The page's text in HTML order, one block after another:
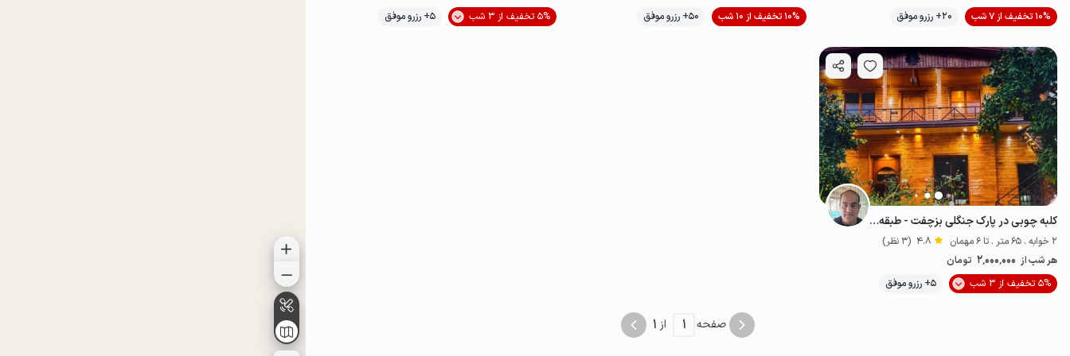
10% تخفیف از 7 شب
20+ رزرو موفق موقعیت در نقشه
10% تخفیف از 10 شب
50+ رزرو موفق اقتصادی
5% تخفیف از 3 شب
5+ رزرو موفق
کلبه چوبی در پارک جنگلی بزچفت - طبقه اول
2 خوابه . 65 متر . تا 6 مهمان 4.8 (3 نظر)
هر شب از 2٬000٬000 تومان
5% تخفیف از 3 شب
5+ رزرو موفق
صفحه 1 از 1